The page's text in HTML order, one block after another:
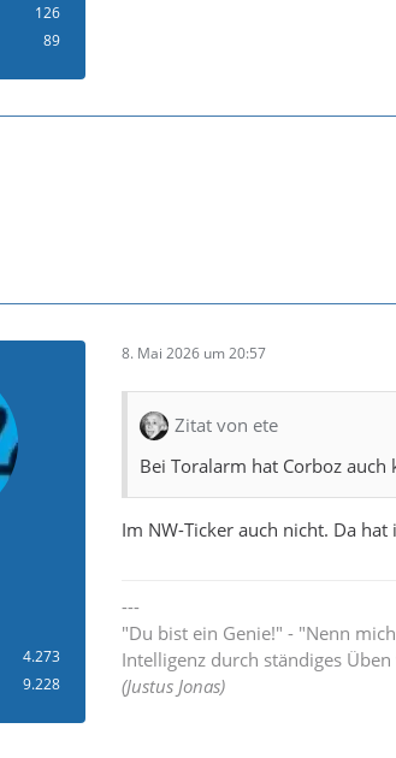
126
89
4.273
9.228
8. Mai 2026 um 20:57
Zitat von ete
Bei Toralarm hat Corboz auch
Im NW-Ticker auch nicht. Da
---
"Du bist ein Genie!" - "Nenn
Intelligenz durch ständiges
(Justus Jonas)